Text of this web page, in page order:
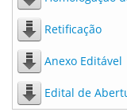
Retificação
Anexo Editável
Edital de